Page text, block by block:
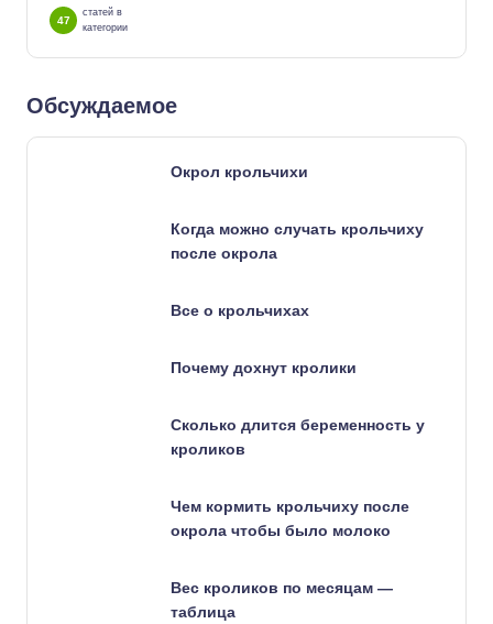
47
статей в
категории
Обсуждаемое
Окрол крольчихи
Когда можно случать крольчиху
после окрола
Все о крольчихах
Почему дохнут кролики
Сколько длится беременность у
кроликов
Чем кормить крольчиху после
окрола чтобы было молоко
Вес кроликов по месяцам —
таблица